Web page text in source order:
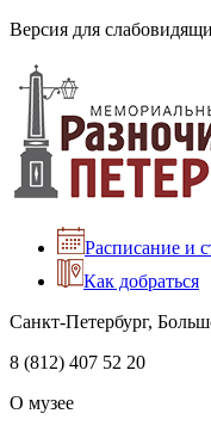
Версия для
Расписание и
Как добраться
Санкт-Петербург,
8 (812) 407 52 20
О музее